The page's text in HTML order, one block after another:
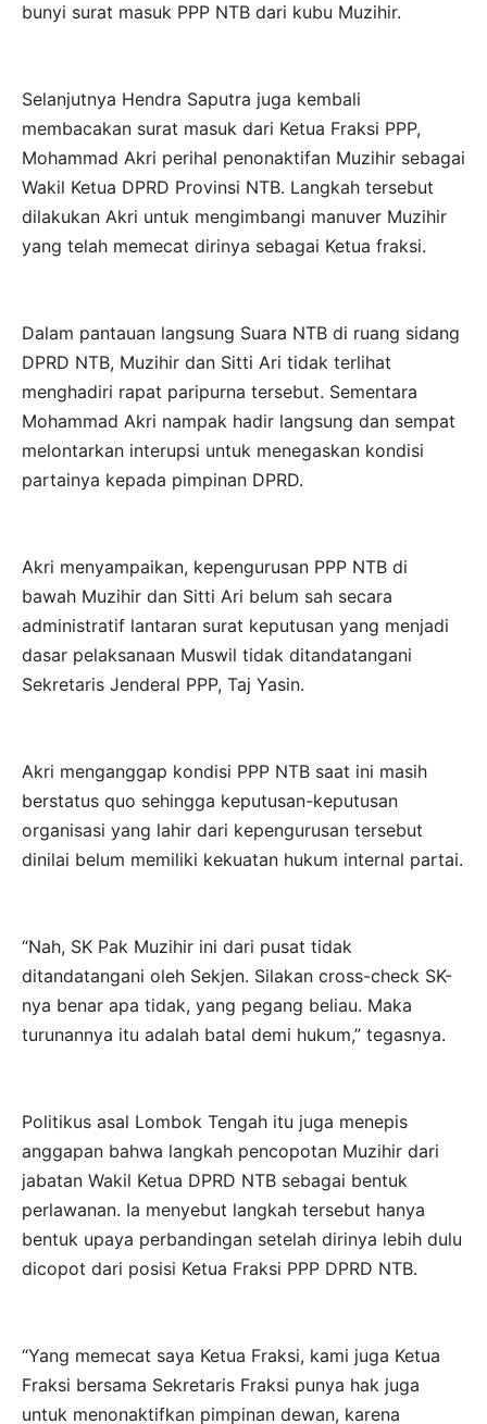
bunyi surat masuk PPP NTB dari kubu Muzihir.
Selanjutnya Hendra Saputra juga kembali
membacakan surat masuk dari Ketua Fraksi PPP,
Mohammad Akri perihal penonaktifan Muzihir sebagai
Wakil Ketua DPRD Provinsi NTB. Langkah tersebut
dilakukan Akri untuk mengimbangi manuver Muzihir
yang telah memecat dirinya sebagai Ketua fraksi.
Dalam pantauan langsung Suara NTB di ruang sidang
DPRD NTB, Muzihir dan Sitti Ari tidak terlihat
menghadiri rapat paripurna tersebut. Sementara
Mohammad Akri nampak hadir langsung dan sempat
melontarkan interupsi untuk menegaskan kondisi
partainya kepada pimpinan DPRD.
Akri menyampaikan, kepengurusan PPP NTB di
bawah Muzihir dan Sitti Ari belum sah secara
administratif lantaran surat keputusan yang menjadi
dasar pelaksanaan Muswil tidak ditandatangani
Sekretaris Jenderal PPP, Taj Yasin.
Akri menganggap kondisi PPP NTB saat ini masih
berstatus quo sehingga keputusan-keputusan
organisasi yang lahir dari kepengurusan tersebut
dinilai belum memiliki kekuatan hukum internal partai.
“Nah, SK Pak Muzihir ini dari pusat tidak
ditandatangani oleh Sekjen. Silakan cross-check SK-
nya benar apa tidak, yang pegang beliau. Maka
turunannya itu adalah batal demi hukum,” tegasnya.
Politikus asal Lombok Tengah itu juga menepis
anggapan bahwa langkah pencopotan Muzihir dari
jabatan Wakil Ketua DPRD NTB sebagai bentuk
perlawanan. Ia menyebut langkah tersebut hanya
bentuk upaya perbandingan setelah dirinya lebih dulu
dicopot dari posisi Ketua Fraksi PPP DPRD NTB.
“Yang memecat saya Ketua Fraksi, kami juga Ketua
Fraksi bersama Sekretaris Fraksi punya hak juga
untuk menonaktifkan pimpinan dewan, karena